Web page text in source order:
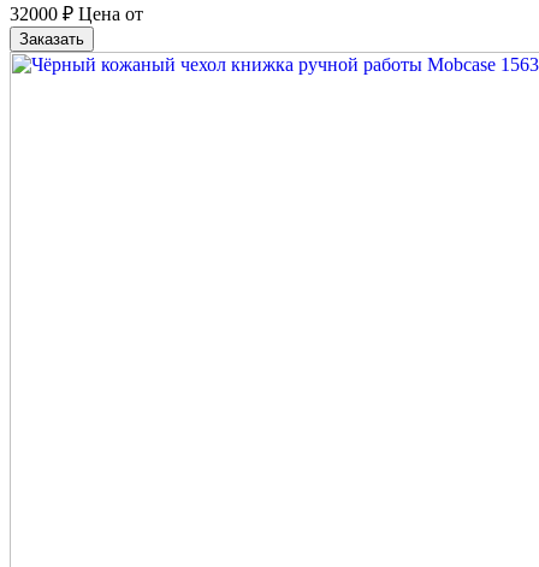
32000 ₽ Цена от
Заказать